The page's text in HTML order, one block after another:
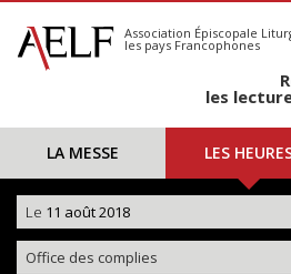
S'abonner
Calendrier
Association Épiscopale
les pays Francophones
les
LA MESSE LES
Le 11 août 2018
Office des complies